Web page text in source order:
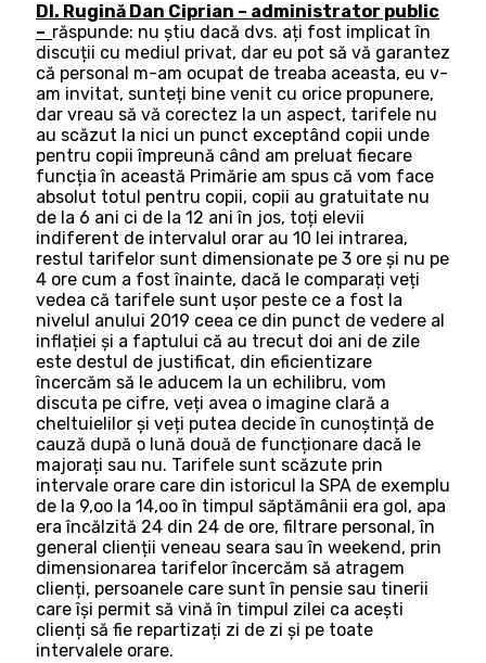
Dl. Rugină Dan Ciprian – administrator public
– răspunde: nu știu dacă dvs. ați fost implicat în
discuții cu mediul privat, dar eu pot să vă garantez
că personal m-am ocupat de treaba aceasta, eu v-
am invitat, sunteți bine venit cu orice propunere,
dar vreau să vă corectez la un aspect, tarifele nu
au scăzut la nici un punct exceptând copii unde
pentru copii împreună când am preluat fiecare
funcția în această Primărie am spus că vom face
absolut totul pentru copii, copii au gratuitate nu
de la 6 ani ci de la 12 ani în jos, toți elevii
indiferent de intervalul orar au 10 lei intrarea,
restul tarifelor sunt dimensionate pe 3 ore și nu pe
4 ore cum a fost înainte, dacă le comparați veți
vedea că tarifele sunt ușor peste ce a fost la
nivelul anului 2019 ceea ce din punct de vedere al
inflației și a faptului că au trecut doi ani de zile
este destul de justificat, din eficientizare
încercăm să le aducem la un echilibru, vom
discuta pe cifre, veți avea o imagine clară a
cheltuielilor și veți putea decide în cunoștință de
cauză după o lună două de funcționare dacă le
majorați sau nu. Tarifele sunt scăzute prin
intervale orare care din istoricul la SPA de exemplu
de la 9,oo la 14,oo în timpul săptămânii era gol, apa
era încălzită 24 din 24 de ore, filtrare personal, în
general clienții veneau seara sau în weekend, prin
dimensionarea tarifelor încercăm să atragem
clienți, persoanele care sunt în pensie sau tinerii
care își permit să vină în timpul zilei ca acești
clienți să fie repartizați zi de zi și pe toate
intervalele orare.